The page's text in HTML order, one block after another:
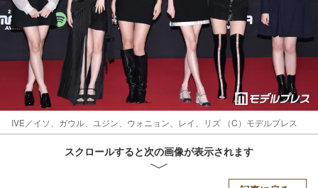
IVE／イソ、ガウル、ユジン、ウォニョン、レイ、リズ （C）モデルプレス
スクロールすると次の画像が表示されます